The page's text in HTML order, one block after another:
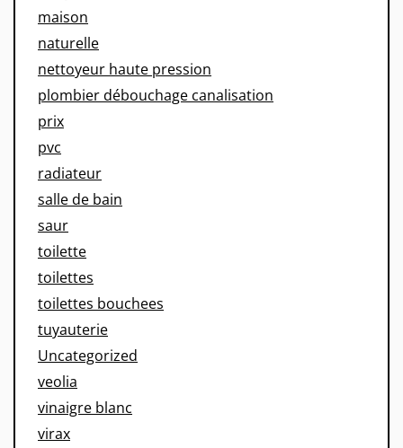
maison
naturelle
nettoyeur haute pression
plombier débouchage canalisation
prix
pvc
radiateur
salle de bain
saur
toilette
toilettes
toilettes bouchees
tuyauterie
Uncategorized
veolia
vinaigre blanc
virax